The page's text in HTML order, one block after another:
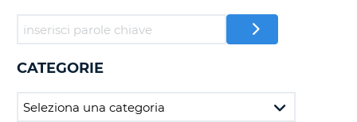
GESTISCI
ITALIA
CATEGORIE